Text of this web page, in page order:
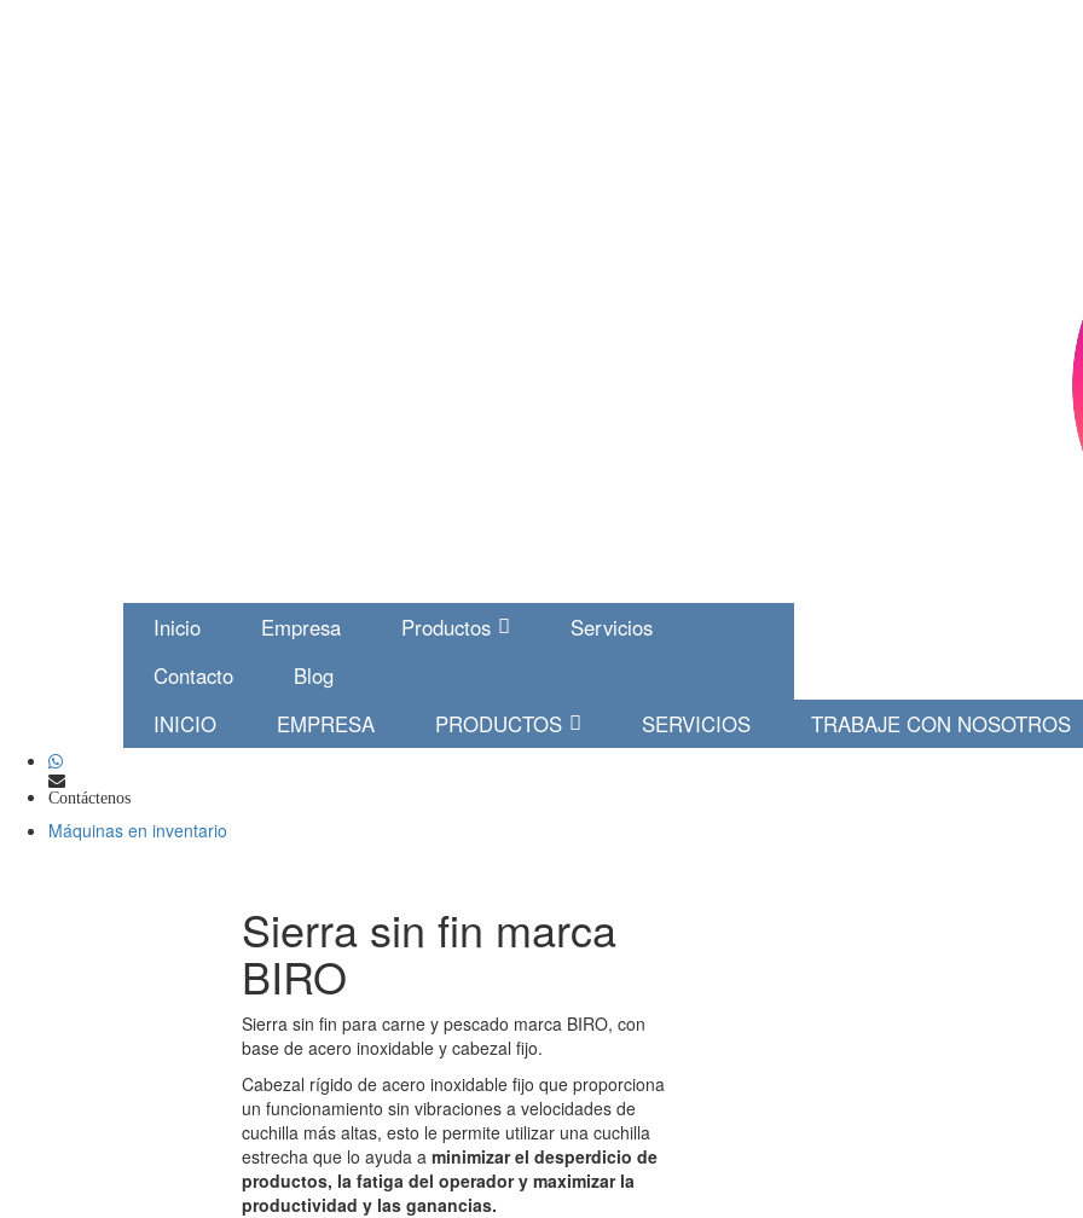
Inicio Empresa Productos
Servicios
Contacto
Blog
INICIO
EMPRESA PRODUCTOS SERVICIOS TRABAJE CON NOSOTROS
Contáctenos
Máquinas en inventario
Sierra sin fin marca
BIRO
Sierra sin fin para carne y pescado marca BIRO, con
base de acero inoxidable y cabezal fijo.
Cabezal rígido de acero inoxidable fijo que proporciona
un funcionamiento sin vibraciones a velocidades de
cuchilla más altas, esto le permite utilizar una cuchilla
estrecha que lo ayuda a minimizar el desperdicio de
productos, la fatiga del operador y maximizar la
productividad y las ganancias.